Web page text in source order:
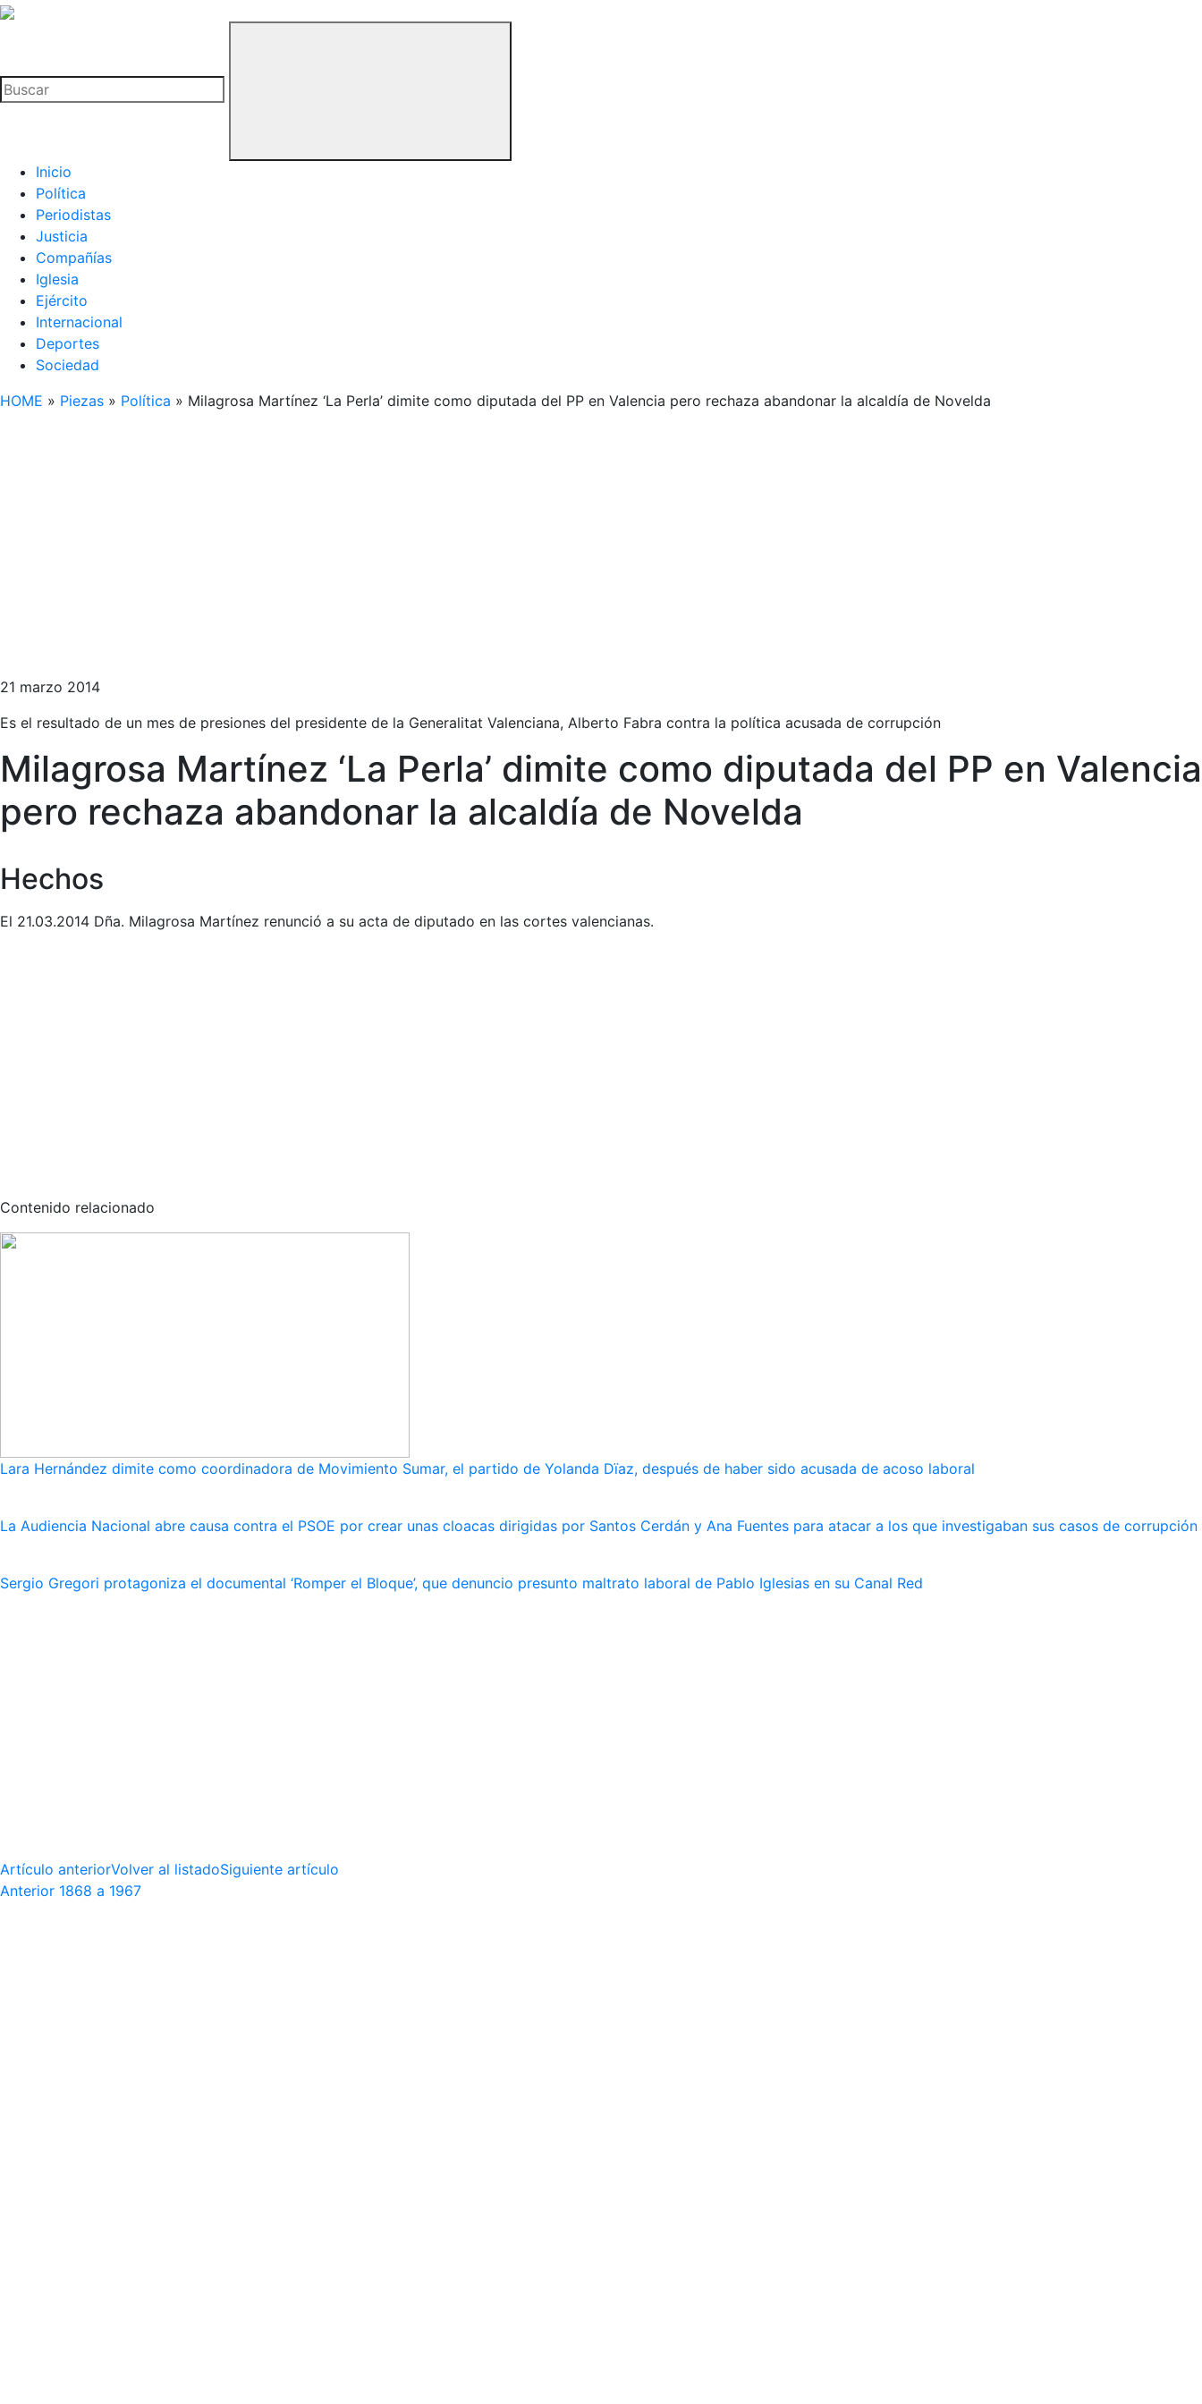
La
Buitre
Inicio
Política
Periodistas
Justicia
Compañías
Iglesia
Ejército
Internacional
Deportes
Sociedad
HOME » Piezas » Política » Milagrosa Martínez ‘La Perla’ dimite como diputada del PP en Valencia pero rechaza abandonar la alcaldía de Novelda
21 marzo 2014
Es el resultado de un mes de presiones del presidente de la Generalitat Valenciana, Alberto Fabra contra la política acusada de corrupción
Milagrosa Martínez ‘La Perla’ dimite como diputada del PP en Valencia
pero rechaza abandonar la alcaldía de Novelda
Hechos
El 21.03.2014 Dña. Milagrosa Martínez renunció a su acta de diputado en las cortes valencianas.
Contenido relacionado
Lara Hernández dimite como coordinadora de Movimiento Sumar, el partido de Yolanda Dïaz, después de haber sido acusada de acoso laboral
La Audiencia Nacional abre causa contra el PSOE por crear unas cloacas dirigidas por Santos Cerdán y Ana Fuentes para atacar a los que investigaban sus casos de corrupción
Sergio Gregori protagoniza el documental ‘Romper el Bloque’, que denuncio presunto maltrato laboral de Pablo Iglesias en su Canal Red
Artículo anteriorVolver al listadoSiguiente artículo
Anterior 1868 a 1967